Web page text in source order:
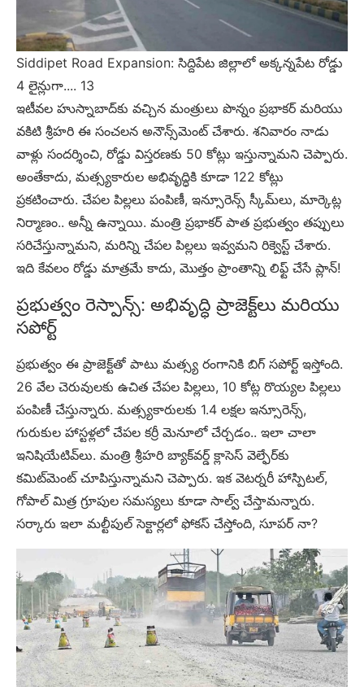
Siddipet Road Expansion: సిద్దిపేట జిల్లాలో అక్కన్నపేట రోడ్డు
4 లైన్లుగా.... 13
ఇటీవల హుస్నాబాద్‌కు వచ్చిన మంత్రులు పొన్నం ప్రభాకర్ మరియు
వకిటి శ్రీహరి ఈ సంచలన అనౌన్స్‌మెంట్ చేశారు. శనివారం నాడు
వాళ్లు సందర్శించి, రోడ్డు విస్తరణకు 50 కోట్లు ఇస్తున్నామని చెప్పారు.
అంతేకాదు, మత్స్యకారుల అభివృద్ధికి కూడా 122 కోట్లు
ప్రకటించారు. చేపల పిల్లలు పంపిణీ, ఇన్సూరెన్స్ స్కీమ్‌లు, మార్కెట్ల
నిర్మాణం.. అన్నీ ఉన్నాయి. మంత్రి ప్రభాకర్ పాత ప్రభుత్వం తప్పులు
సరిచేస్తున్నామని, మరిన్ని చేపల పిల్లలు ఇవ్వమని రిక్వెస్ట్ చేశారు.
ఇది కేవలం రోడ్డు మాత్రమే కాదు, మొత్తం ప్రాంతాన్ని లిఫ్ట్ చేసే ప్లాన్!
ప్రభుత్వం రెస్పాన్స్: అభివృద్ధి ప్రాజెక్ట్‌లు మరియు
సపోర్ట్
ప్రభుత్వం ఈ ప్రాజెక్ట్‌తో పాటు మత్స్య రంగానికి బిగ్ సపోర్ట్ ఇస్తోంది.
26 వేల చెరువులకు ఉచిత చేపల పిల్లలు, 10 కోట్ల రొయ్యల పిల్లలు
పంపిణీ చేస్తున్నారు. మత్స్యకారులకు 1.4 లక్షల ఇన్సూరెన్స్,
గురుకుల హాస్టళ్లలో చేపల కర్రీ మెనూలో చేర్చడం.. ఇలా చాలా
ఇనిషియేటివ్‌లు. మంత్రి శ్రీహరి బ్యాక్‌వర్డ్ క్లాసెస్ వెల్ఫేర్‌కు
కమిట్‌మెంట్ చూపిస్తున్నామని చెప్పారు. ఇక వెటర్నరీ హాస్పిటల్,
గోపాల్ మిత్ర గ్రూపుల సమస్యలు కూడా సాల్వ్ చేస్తామన్నారు.
సర్కారు ఇలా మల్టీపుల్ సెక్టార్లలో ఫోకస్ చేస్తోంది, సూపర్ నా?